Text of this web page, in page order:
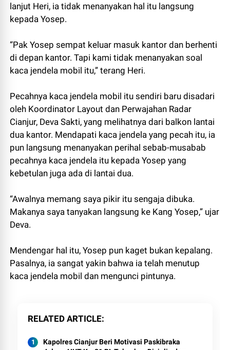
lanjut Heri, ia tidak menanyakan hal itu langsung
kepada Yosep.
“Pak Yosep sempat keluar masuk kantor dan berhenti
di depan kantor. Tapi kami tidak menanyakan soal
kaca jendela mobil itu,” terang Heri.
Pecahnya kaca jendela mobil itu sendiri baru disadari
oleh Koordinator Layout dan Perwajahan Radar
Cianjur, Deva Sakti, yang melihatnya dari balkon lantai
dua kantor. Mendapati kaca jendela yang pecah itu, ia
pun langsung menanyakan perihal sebab-musabab
pecahnya kaca jendela itu kepada Yosep yang
kebetulan juga ada di lantai dua.
“Awalnya memang saya pikir itu sengaja dibuka.
Makanya saya tanyakan langsung ke Kang Yosep,” ujar
Deva.
Mendengar hal itu, Yosep pun kaget bukan kepalang.
Pasalnya, ia sangat yakin bahwa ia telah menutup
kaca jendela mobil dan mengunci pintunya.
RELATED ARTICLE
Kapolres Cianjur Beri Motivasi Paskibraka